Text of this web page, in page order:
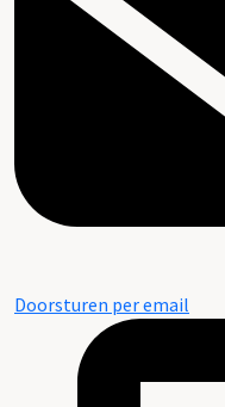
Doorsturen per email